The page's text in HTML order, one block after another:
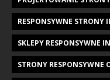
RESPONSYWNE STRONY
SKLEPY RESPONSYWNE
STRONY RESPONSYWNE